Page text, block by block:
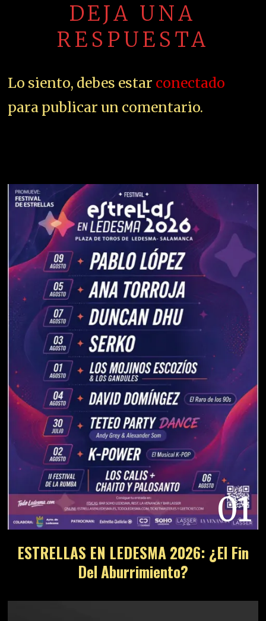
DEJA UNA
RESPUESTA
Lo siento, debes estar conectado
para publicar un comentario.
01
ESTRELLAS EN LEDESMA 2026: ¿El Fin
Del Aburrimiento?